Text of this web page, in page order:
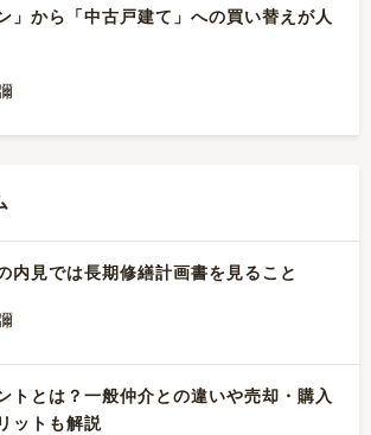
」から「中古戸建て」への買い替えが人
内見では長期修繕計画書を見ること
トとは？一般仲介との違いや売却・購入
ットも解説